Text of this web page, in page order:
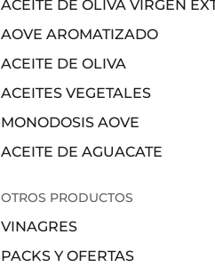
ACEITE DE OLIVA VIRGEN
AOVE AROMATIZADO
ACEITE DE OLIVA
ACEITES VEGETALES
MONODOSIS AOVE
ACEITE DE AGUACATE
OTROS PRODUCTOS
VINAGRES
PACKS Y OFERTAS